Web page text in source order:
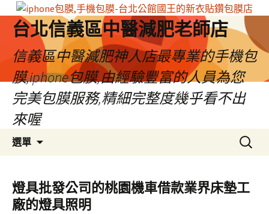
台北信義區中醫減肥老師店
信義區中醫減肥神人店最專業的手機包
膜,iphone包膜,由經驗豐富的人員為您
完美包膜服務,精細完整度幾乎看不出
來喔
選單
容
區
搜
尋
鍵
字:
燈具批發公司的桃園機車借款業界床墊工
廠的燈具照明